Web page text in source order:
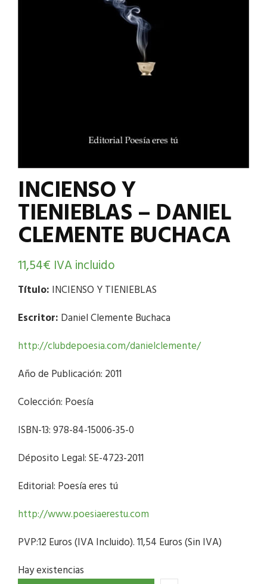
INCIENSO Y
TIENIEBLAS – DANIEL
CLEMENTE BUCHACA
11,54€ IVA incluido
Título: INCIENSO Y TIENIEBLAS
Escritor: Daniel Clemente Buchaca
http://clubdepoesia.com/danielclemente/
Año de Publicación: 2011
Colección: Poesía
ISBN-13: 978-84-15006-35-0
Déposito Legal: SE-4723-2011
Editorial: Poesía eres tú
http://www.poesiaerestu.com
PVP:12 Euros (IVA Incluido). 11,54 Euros (Sin IVA)
Hay existencias